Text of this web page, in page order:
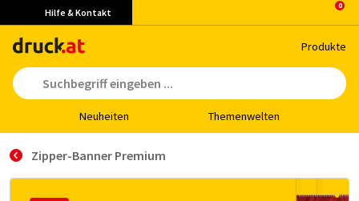
Hilfe & Kontakt
Pro­duk­te
Neu­hei­ten The­men­wel­ten
Zipper-Banner Premium